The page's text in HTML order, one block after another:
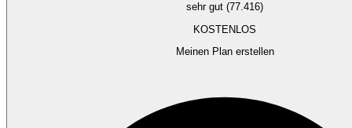
sehr gut (77.416)
KOSTENLOS
Meinen Plan erstellen